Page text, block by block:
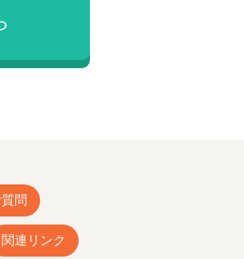
問
関連リンク